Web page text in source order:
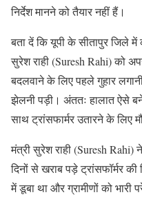
निर्देश मानने को तैयार नहीं हैं।
बता दें कि यूपी के सीतापुर जिले में
सुरेश राही (Suresh Rahi) को
बदलवाने के लिए पहले गुहार
झेलनी पड़ी। अंततः हालात ऐसे
साथ ट्रांसफार्मर उतारने के लिए
मंत्री सुरेश राही (Suresh Rahi)
दिनों से खराब पड़े ट्रांसफॉर्मर
में डूबा था और ग्रामीणों को भारी